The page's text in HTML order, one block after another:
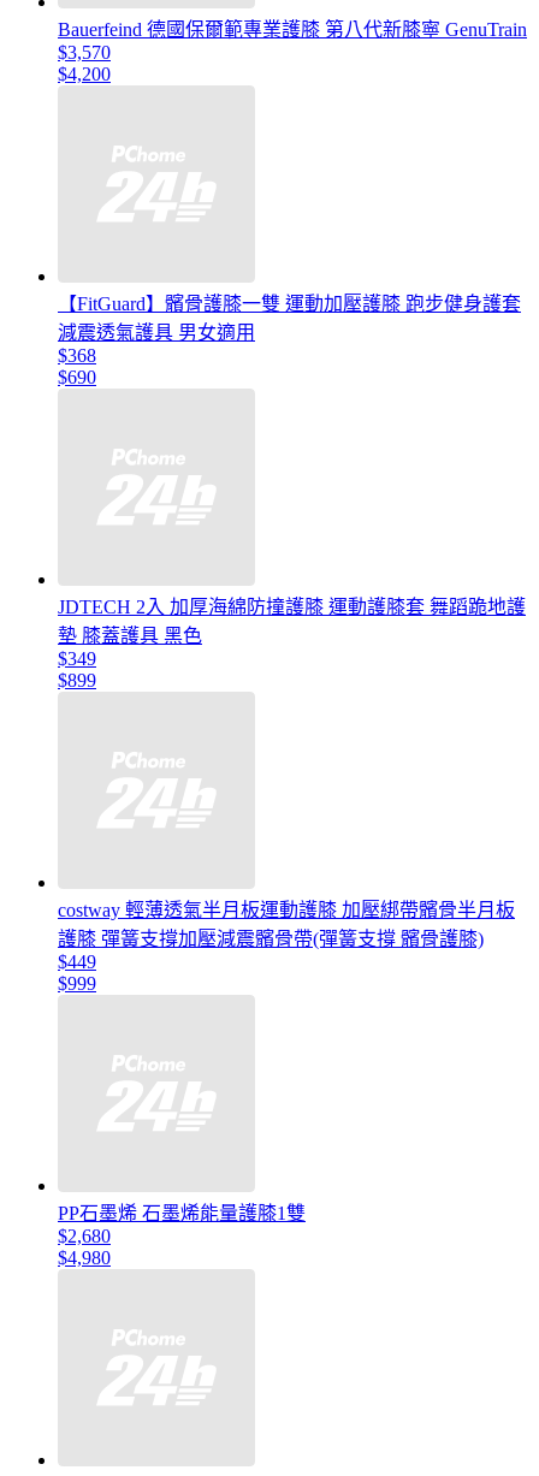
Bauerfeind 德國保爾範專業護膝 第八代新膝寧 GenuTrain
$3,570
$4,200
【FitGuard】髕骨護膝一雙 運動加壓護膝 跑步健身護套
減震透氣護具 男女適用
$368
$690
JDTECH 2入 加厚海綿防撞護膝 運動護膝套 舞蹈跪地護
墊 膝蓋護具 黑色
$349
$899
costway 輕薄透氣半月板運動護膝 加壓綁帶髕骨半月板
護膝 彈簧支撐加壓減震髕骨帶(彈簧支撐 髕骨護膝)
$449
$999
PP石墨烯 石墨烯能量護膝1雙
$2,680
$4,980